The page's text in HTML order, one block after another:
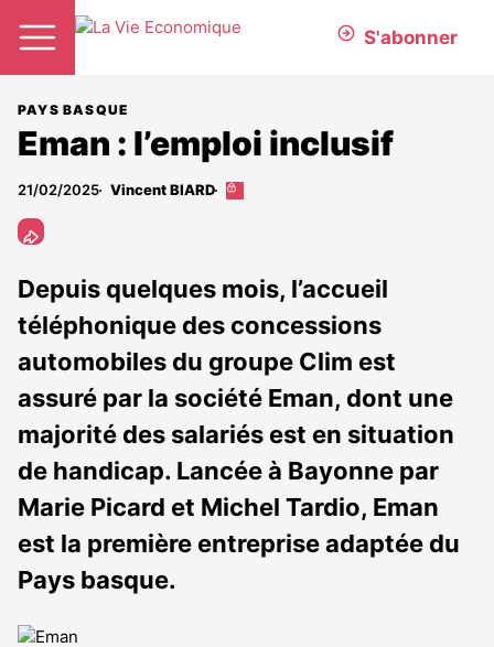
S'abonner
PAYS BASQUE
Eman : l’emploi inclusif
21/02/2025 Vincent BIARD
Cet
abonnés
Depuis quelques mois, l’accueil
téléphonique des concessions
automobiles du groupe Clim est
assuré par la société Eman, dont une
majorité des salariés est en situation
de handicap. Lancée à Bayonne par
Marie Picard et Michel Tardio, Eman
est la première entreprise adaptée du
Pays basque.